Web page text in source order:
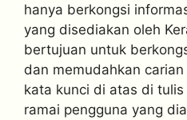
hanya berkongsi
yang disediakan oleh
bertujuan untuk
dan memudahkan
kata kunci di atas di
ramai pengguna yang